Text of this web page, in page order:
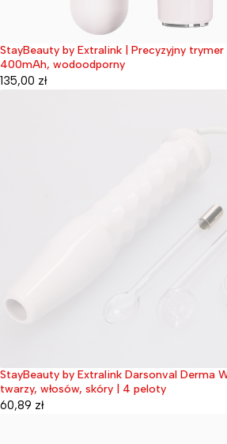
Wyprzedane
StayBeauty by Extralink | Precyzyjny trymer
400mAh, wodoodporny
135,00 zł
Wyprzedane
StayBeauty by Extralink Darsonval Derma
twarzy, włosów, skóry | 4 peloty
60,89 zł